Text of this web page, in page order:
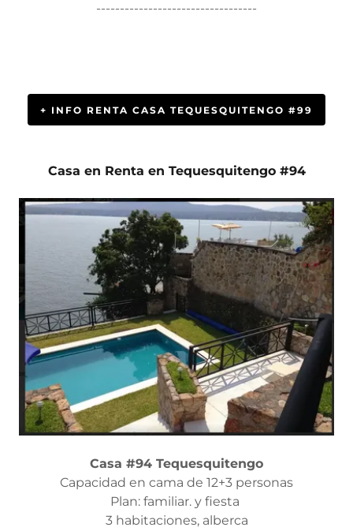
----------------------------------
+ INFO RENTA CASA TEQUESQUITENGO #99
Casa en Renta en Tequesquitengo #94
Casa #94 Tequesquitengo
Capacidad en cama de 12+3 personas
Plan: familiar. y fiesta
3 habitaciones, alberca